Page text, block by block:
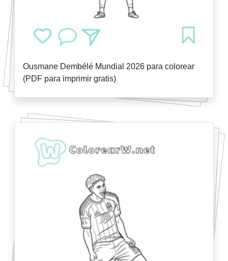
Ousmane Dembélé Mundial 2026 para colorear
(PDF para imprimir gratis)